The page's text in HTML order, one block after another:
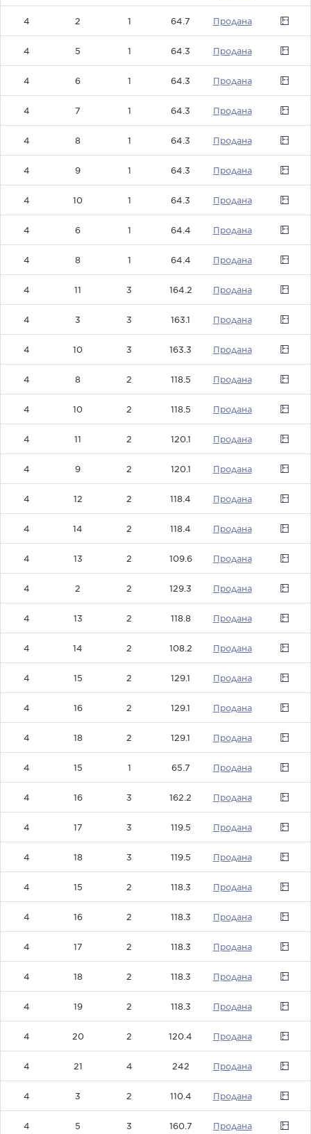
4 2 1 64.7 0
4 5 1 64.3 0
4 6 1 64.3 0
4 7 1 64.3 0
4 8 1 64.3 0
4 9 1 64.3 0
4 10 1 64.3 0
4 6 1 64.4 0
4 8 1 64.4 0
4 11 3 164.2 0
4 3 3 163.1 0
4 10 3 163.3 0
4 8 2 118.5 0
4 10 2 118.5 0
4 11 2 120.1 0
4 9 2 120.1 0
4 12 2 118.4 0
4 14 2 118.4 0
4 13 2 109.6 0
4 2 2 129.3 0
4 13 2 118.8 0
4 14 2 108.2 0
4 15 2 129.1 0
4 16 2 129.1 0
4 18 2 129.1 0
4 15 1 65.7 0
4 16 3 162.2 0
4 17 3 119.5 0
4 18 3 119.5 0
4 15 2 118.3 0
4 16 2 118.3 0
4 17 2 118.3 0
4 18 2 118.3 0
4 19 2 118.3 0
4 20 2 120.4 0
4 21 4 242 0
4 3 2 110.4 0
4 5 3 160.7 0